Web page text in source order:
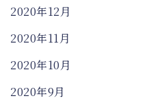
2020年12月
2020年11月
2020年10月
2020年9月